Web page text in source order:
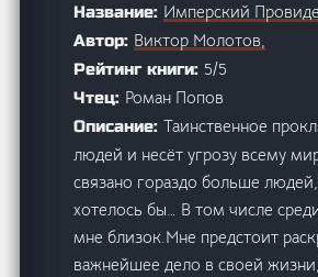
Название: Имперский
Автор: Виктор Молотов,
Рейтинг книги: 5/5
Чтец: Роман Попов
Описание:Таинственное
людей и несёт угрозу всему
связано гораздо больше
хотелось бы… В том числе
мне близок.Мне предстоит
важнейшее дело в своей